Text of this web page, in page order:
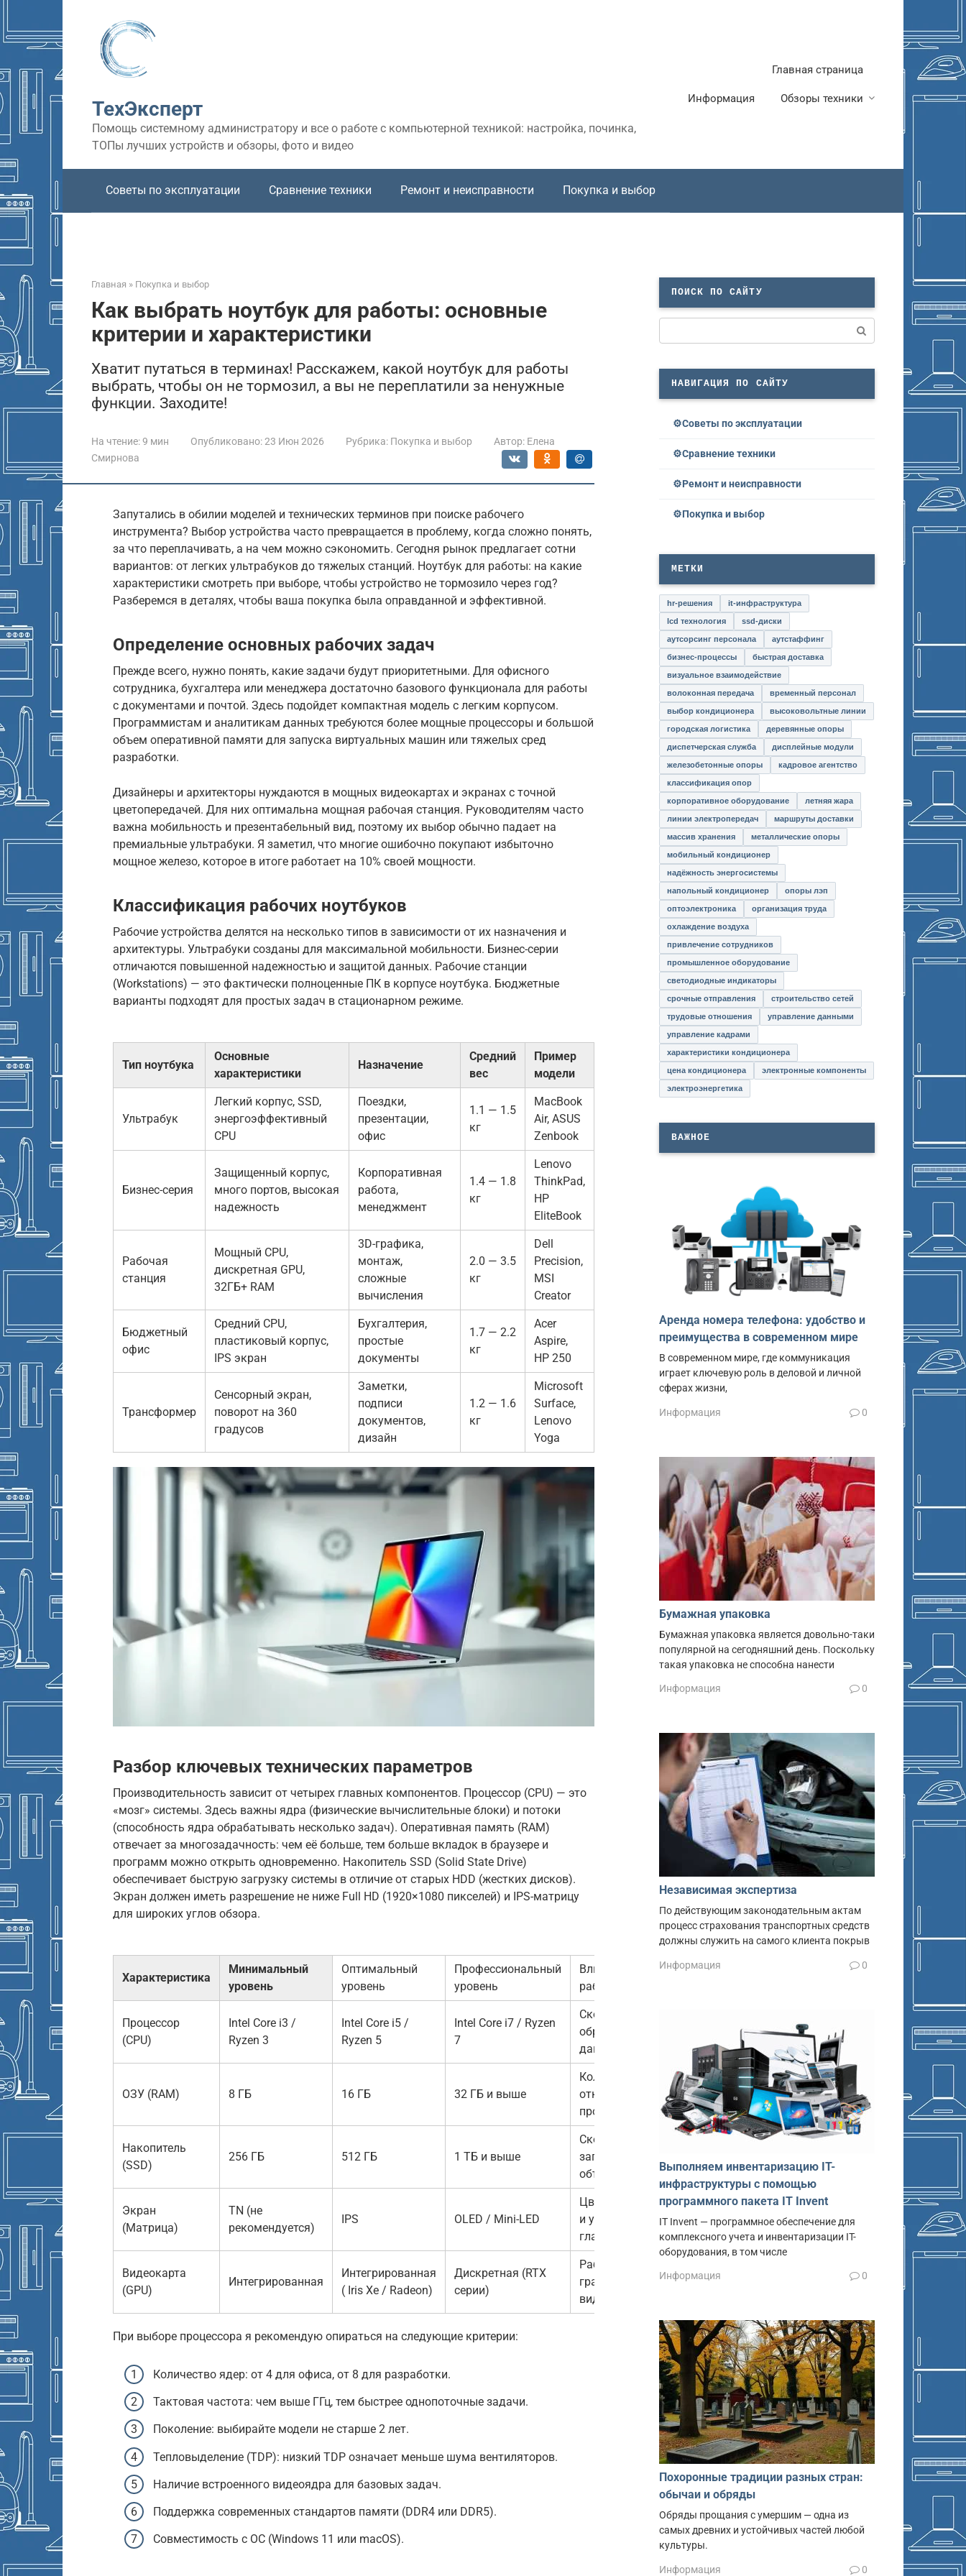
контенту
ТехЭксперт
Помощь системному администратору и все о работе с компьютерной техникой: настройка, починка,
ТОПы лучших устройств и обзоры, фото и видео
Главная страница
Информация Обзоры техники
Советы по эксплуатации Сравнение техники Ремонт и неисправности Покупка и выбор
Главная » Покупка и выбор
Как выбрать ноутбук для работы: основные
критерии и характеристики
Хватит путаться в терминах! Расскажем, какой ноутбук для работы
выбрать, чтобы он не тормозил, а вы не переплатили за ненужные
функции. Заходите!
На чтение:9 мин Опубликовано:23 Июн 2026 Рубрика: Покупка и выбор Автор: Елена
Смирнова
Запутались в обилии моделей и технических терминов при поиске рабочего
инструмента? Выбор устройства часто превращается в проблему, когда сложно понять,
за что переплачивать, а на чем можно сэкономить. Сегодня рынок предлагает сотни
вариантов: от легких ультрабуков до тяжелых станций. Ноутбук для работы: на какие
характеристики смотреть при выборе, чтобы устройство не тормозило через год?
Разберемся в деталях, чтобы ваша покупка была оправданной и эффективной.
Определение основных рабочих задач
Прежде всего, нужно понять, какие задачи будут приоритетными. Для офисного
сотрудника, бухгалтера или менеджера достаточно базового функционала для работы
с документами и почтой. Здесь подойдет компактная модель с легким корпусом.
Программистам и аналитикам данных требуются более мощные процессоры и большой
объем оперативной памяти для запуска виртуальных машин или тяжелых сред
разработки.
Дизайнеры и архитекторы нуждаются в мощных видеокартах и экранах с точной
цветопередачей. Для них оптимальна мощная рабочая станция. Руководителям часто
важна мобильность и презентабельный вид, поэтому их выбор обычно падает на
премиальные ультрабуки. Я заметил, что многие ошибочно покупают избыточно
мощное железо, которое в итоге работает на 10% своей мощности.
Классификация рабочих ноутбуков
Рабочие устройства делятся на несколько типов в зависимости от их назначения и
архитектуры. Ультрабуки созданы для максимальной мобильности. Бизнес-серии
отличаются повышенной надежностью и защитой данных. Рабочие станции
(Workstations) — это фактически полноценные ПК в корпусе ноутбука. Бюджетные
варианты подходят для простых задач в стационарном режиме.
Тип ноутбука
Основные
характеристики
Назначение
Средний
вес
Пример
модели
Ультрабук
Легкий корпус, SSD,
энергоэффективный
CPU
Поездки,
презентации,
офис
1.1 — 1.5
кг
MacBook
Air, ASUS
Zenbook
Бизнес-серия
Защищенный корпус,
много портов, высокая
надежность
Корпоративная
работа,
менеджмент
1.4 — 1.8
кг
Lenovo
ThinkPad,
HP
EliteBook
Рабочая
станция
Мощный CPU,
дискретная GPU,
32ГБ+ RAM
3D-графика,
монтаж,
сложные
вычисления
2.0 — 3.5
кг
Dell
Precision,
MSI
Creator
Бюджетный
офис
Средний CPU,
пластиковый корпус,
IPS экран
Бухгалтерия,
простые
документы
1.7 — 2.2
кг
Acer
Aspire,
HP 250
Трансформер
Сенсорный экран,
поворот на 360
градусов
Заметки,
подписи
документов,
дизайн
1.2 — 1.6
кг
Microsoft
Surface,
Lenovo
Yoga
Разбор ключевых технических параметров
Производительность зависит от четырех главных компонентов. Процессор (CPU) — это
«мозг» системы. Здесь важны ядра (физические вычислительные блоки) и потоки
(способность ядра обрабатывать несколько задач). Оперативная память (RAM)
отвечает за многозадачность: чем её больше, тем больше вкладок в браузере и
программ можно открыть одновременно. Накопитель SSD (Solid State Drive)
обеспечивает быструю загрузку системы в отличие от старых HDD (жестких дисков).
Экран должен иметь разрешение не ниже Full HD (1920×1080 пикселей) и IPS-матрицу
для широких углов обзора.
Характеристика
Минимальный
уровень
Оптимальный
уровень
Профессиональный
уровень
Влияние на
работу
Процессор
(CPU)
Intel Core i3 /
Ryzen 3
Intel Core i5 /
Ryzen 5
Intel Core i7 / Ryzen
7
Скорость
обработки
данных
ОЗУ (RAM) 8 ГБ 16 ГБ 32 ГБ и выше
Количество
открытых
программ
Накопитель
(SSD)
256 ГБ 512 ГБ 1 ТБ и выше
Скорость
запуска и
объем файлов
Экран
(Матрица)
TN (не
рекомендуется)
IPS OLED / Mini-LED
Цветопередача
и усталость
глаз
Видеокарта
(GPU)
Интегрированная
Интегрированная
( Iris Xe / Radeon)
Дискретная (RTX
серии)
Работа с
графикой и
видео
При выборе процессора я рекомендую опираться на следующие критерии:
Количество ядер: от 4 для офиса, от 8 для разработки.
Тактовая частота: чем выше ГГц, тем быстрее однопоточные задачи.
Поколение: выбирайте модели не старше 2 лет.
Тепловыделение (TDP): низкий TDP означает меньше шума вентиляторов.
Наличие встроенного видеоядра для базовых задач.
Поддержка современных стандартов памяти (DDR4 или DDR5).
Совместимость с ОС (Windows 11 или macOS).
ПОИСК ПО САЙТУ
НАВИГАЦИЯ ПО САЙТУ
Советы по эксплуатации
Сравнение техники
Ремонт и неисправности
Покупка и выбор
МЕТКИ
hr-решения it-инфраструктура
lcd технология ssd-диски
аутсорсинг персонала аутстаффинг
бизнес-процессы быстрая доставка
визуальное взаимодействие
волоконная передача временный персонал
выбор кондиционера высоковольтные линии
городская логистика деревянные опоры
диспетчерская служба дисплейные модули
железобетонные опоры кадровое агентство
классификация опор
корпоративное оборудование летняя жара
линии электропередач маршруты доставки
массив хранения металлические опоры
мобильный кондиционер
надёжность энергосистемы
напольный кондиционер опоры лэп
оптоэлектроника организация труда
охлаждение воздуха
привлечение сотрудников
промышленное оборудование
светодиодные индикаторы
срочные отправления строительство сетей
трудовые отношения управление данными
управление кадрами
характеристики кондиционера
цена кондиционера электронные компоненты
электроэнергетика
ВАЖНОЕ
Аренда номера телефона: удобство и
преимущества в современном мире
В современном мире, где коммуникация
играет ключевую роль в деловой и личной
сферах жизни,
Информация 0
Бумажная упаковка
Бумажная упаковка является довольно-таки
популярной на сегодняшний день. Поскольку
такая упаковка не способна нанести
Информация 0
Независимая экспертиза
По действующим законодательным актам
процесс страхования транспортных средств
должны служить на самого клиента покрыв
Информация 0
Выполняем инвентаризацию IT-
инфраструктуры с помощью
программного пакета IT Invent
IT Invent — программное обеспечение для
комплексного учета и инвентаризации IT-
оборудования, в том числе
Информация 0
Похоронные традиции разных стран:
обычаи и обряды
Обряды прощания с умершим — одна из
самых древних и устойчивых частей любой
культуры.
Информация 0